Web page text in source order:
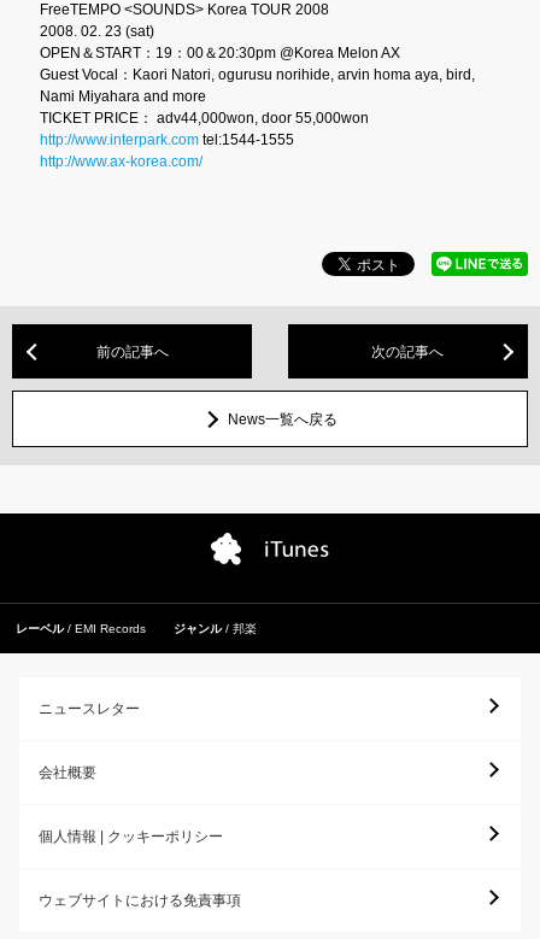
FreeTEMPO <SOUNDS> Korea TOUR 2008
2008. 02. 23 (sat)
OPEN＆START：19：00＆20:30pm @Korea Melon AX
Guest Vocal：Kaori Natori, ogurusu norihide, arvin homa aya, bird,
Nami Miyahara and more
TICKET PRICE： adv44,000won, door 55,000won
http://www.interpark.com tel:1544-1555
http://www.ax-korea.com/
前の記事へ 次の記事へ
News一覧へ戻る
レーベル EMI Records ジャンル 邦楽
ニュースレター
会社概要
個人情報 | クッキーポリシー
ウェブサイトにおける免責事項